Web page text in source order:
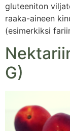
gluteeniton
raaka-aineen
(esimerkiksi
G)